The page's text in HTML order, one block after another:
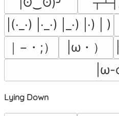
|(·_·) |·_·) |_·) |·) | )
｜−・;）
|ω・）
|ω-
Lying Down